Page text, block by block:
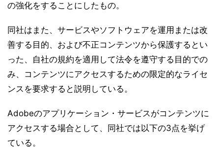
の強化をすることにしたもの。
同社はまた、サービスやソフトウェアを運用または改
善する目的、および不正コンテンツから保護するとい
った、自社の規約を適用して法令を遵守する目的での
み、コンテンツにアクセスするための限定的なライセ
ンスを要求すると説明している。
Adobeのアプリケーション・サービスがコンテンツに
アクセスする場合として、同社では以下の3点を挙げ
ている。